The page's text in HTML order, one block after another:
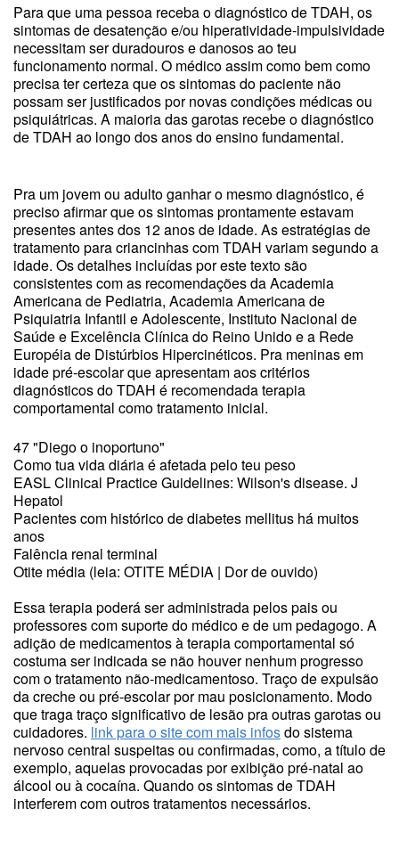
Para que uma pessoa receba o diagnóstico de TDAH, os
sintomas de desatenção e/ou hiperatividade-impulsividade
necessitam ser duradouros e danosos ao teu
funcionamento normal. O médico assim como bem como
precisa ter certeza que os sintomas do paciente não
possam ser justificados por novas condições médicas ou
psiquiátricas. A maioria das garotas recebe o diagnóstico
de TDAH ao longo dos anos do ensino fundamental.
Pra um jovem ou adulto ganhar o mesmo diagnóstico, é
preciso afirmar que os sintomas prontamente estavam
presentes antes dos 12 anos de idade. As estratégias de
tratamento para criancinhas com TDAH variam segundo a
idade. Os detalhes incluídas por este texto são
consistentes com as recomendações da Academia
Americana de Pediatria, Academia Americana de
Psiquiatria Infantil e Adolescente, Instituto Nacional de
Saúde e Excelência Clínica do Reino Unido e a Rede
Européia de Distúrbios Hipercinéticos. Pra meninas em
idade pré-escolar que apresentam aos critérios
diagnósticos do TDAH é recomendada terapia
comportamental como tratamento inicial.
47 "Diego o inoportuno"
Como tua vida diária é afetada pelo teu peso
EASL Clinical Practice Guidelines: Wilson's disease. J
Hepatol
Pacientes com histórico de diabetes mellitus há muitos
anos
Falência renal terminal
Otite média (leia: OTITE MÉDIA | Dor de ouvido)
Essa terapia poderá ser administrada pelos pais ou
professores com suporte do médico e de um pedagogo. A
adição de medicamentos à terapia comportamental só
costuma ser indicada se não houver nenhum progresso
com o tratamento não-medicamentoso. Traço de expulsão
da creche ou pré-escolar por mau posicionamento. Modo
que traga traço significativo de lesão pra outras garotas ou
cuidadores. link para o site com mais infosdo sistema
nervoso central suspeitas ou confirmadas, como, a título de
exemplo, aquelas provocadas por exibição pré-natal ao
álcool ou à cocaína. Quando os sintomas de TDAH
interferem com outros tratamentos necessários.